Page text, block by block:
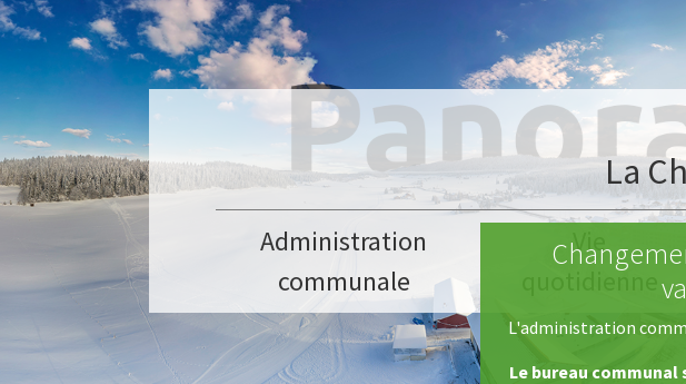
Aller au contenu principal
La
Administration
communale
Vie
quotidienne
L'administration
Le bureau